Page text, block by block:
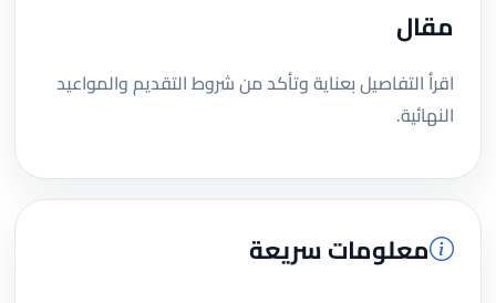
مقال
اقرأ التفاصيل بعناية وتأكد من شروط التقديم والمواعيد
النهائية.
معلومات سريعة